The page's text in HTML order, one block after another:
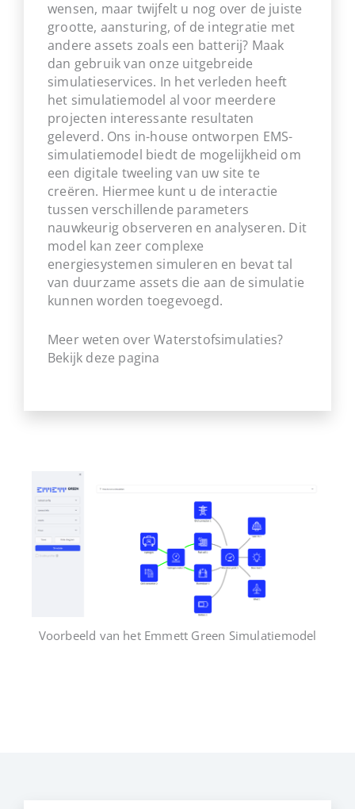
wensen, maar twijfelt u nog over de juiste
grootte, aansturing, of de integratie met
andere assets zoals een batterij? Maak
dan gebruik van onze uitgebreide
simulatieservices. In het verleden heeft
het simulatiemodel al voor meerdere
projecten interessante resultaten
geleverd. Ons in-house ontworpen EMS-
simulatiemodel biedt de mogelijkheid om
een digitale tweeling van uw site te
creëren. Hiermee kunt u de interactie
tussen verschillende parameters
nauwkeurig observeren en analyseren. Dit
model kan zeer complexe
energiesystemen simuleren en bevat tal
van duurzame assets die aan de simulatie
kunnen worden toegevoegd.
Meer weten over Waterstofsimulaties?
Bekijk deze pagina
Voorbeeld van het Emmett Green Simulatiemodel